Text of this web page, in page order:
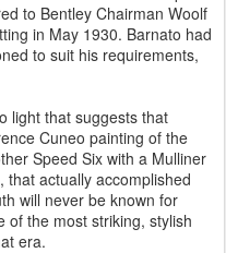
to Bentley Chairman Woolf
in May 1930. Barnato had
to suit his requirements,
light that suggests that
Cuneo painting of the
Speed Six with a Mulliner
that actually accomplished
will never be known for
of the most striking, stylish
era.